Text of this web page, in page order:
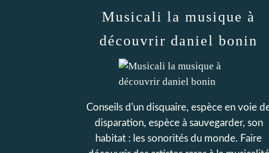
Musicali la musique à
découvrir daniel bonin
Conseils d'un disquaire, espèce en voie
disparation, espèce à sauvegarder, son
habitat : les sonorités du monde. Faire